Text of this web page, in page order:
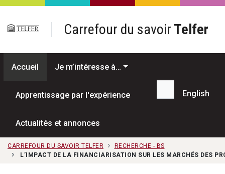
Passer au contenu principal
Carrefour du savoir Telfer
Accueil Je m’intéresse à…
Apprentissage par l'expérience
Actualités et annonces
Recherche...
English
CARREFOUR DU SAVOIR TELFER
RECHERCHE - BS
L’IMPACT DE LA FINANCIARISATION SUR LES MARCHÉS DES